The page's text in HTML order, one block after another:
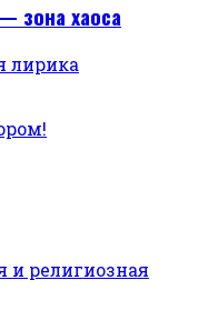
зона хаоса
лирика
и религиозная